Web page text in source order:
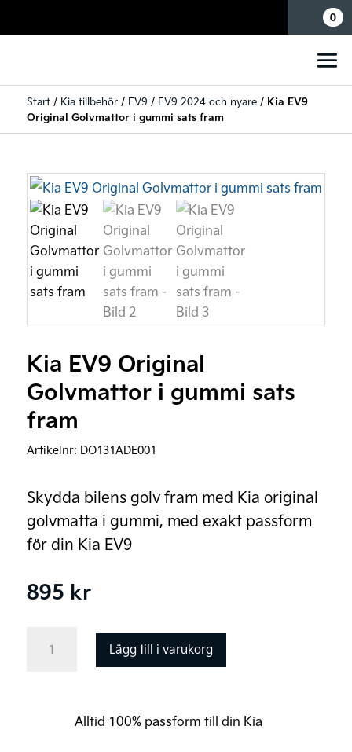
0
Start/ Kia tillbehör/ EV9 / EV9 2024 och nyare/ Kia EV9
Original Golvmattor i gummi sats fram
Kia EV9 Original
Golvmattor i gummi sats
fram
Artikelnr: DO131ADE001
Skydda bilens golv fram med Kia original
golvmatta i gummi, med exakt passform
för din Kia EV9
895 kr
Lägg till i varukorg
Alltid 100% passform till din Kia